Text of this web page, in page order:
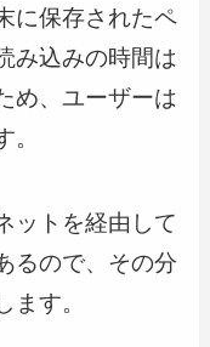
に保存されたペ
み込みの時間は
め、ユーザーは
ットを経由して
るので、その分
ます。